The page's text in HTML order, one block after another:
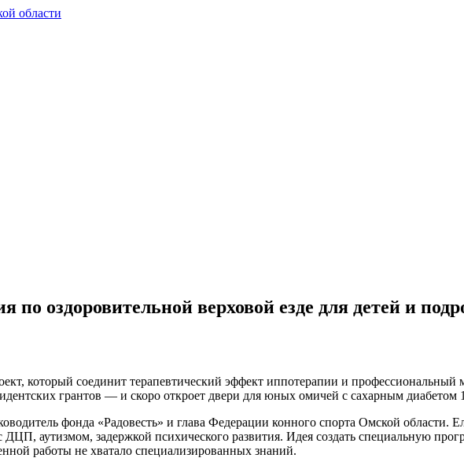
по оздоровительной верховой езде для детей и
который соединит терапевтический эффект иппотерапии и профессиональный
грантов — и скоро откроет двери для юных омичей с сахарным диабетом 1
фонда «Радовесть» и глава Федерации конного спорта Омской области.
ДЦП, аутизмом, задержкой психического развития. Идея создать специальную
работы не хватало специализированных знаний.